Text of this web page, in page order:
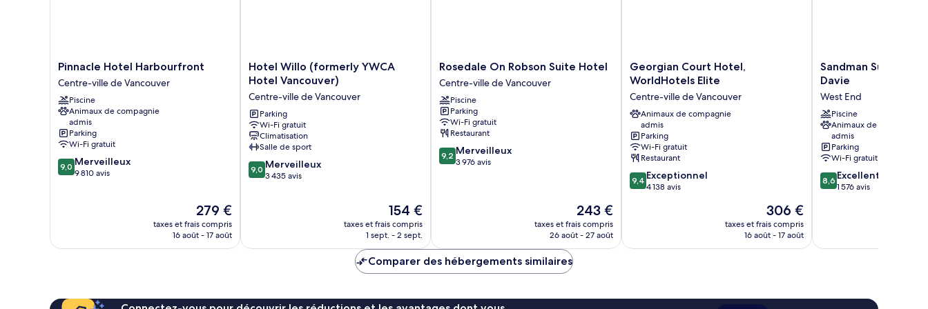
Pinnacle
Hotel
Harbourfront
Centre-
ville
de
Vancouver
Pinnacle Hotel Harbourfront
Centre-ville de Vancouver
Piscine
Animaux de compagnie
admis
Parking
Wi-Fi gratuit
9.0
sur
9,0 Merveilleux
9 810 avis
Le
nouveau
prix
279 €
taxes et frais compris
16 août - 17 août
Hotel
Willo
YWCA
Hotel
Vancouver)
Centre-
ville
de
Vancouver
Hotel Willo (formerly YWCA
Hotel Vancouver)
Centre-ville de Vancouver
Parking
Wi-Fi gratuit
Climatisation
Salle de sport
9.0
sur
9,0 Merveilleux
3 435 avis
Le
nouveau
prix
de
154 €
154 €
taxes et frais compris
1 sept. - 2 sept.
Rosedale
On
Robson
Suite
Hotel
Centre-
ville
de
Vancouver
Rosedale On Robson Suite Hotel
Centre-ville de Vancouver
Piscine
Parking
Wi-Fi gratuit
Restaurant
9.2
sur
9,2 Merveilleux
3 976 avis
Le
nouveau
prix
243 €
taxes et frais compris
26 août - 27 août
Georgian
Court
WorldHotels
Elite
Centre-
ville
de
Vancouver
Georgian Court Hotel,
WorldHotels Elite
Centre-ville de Vancouver
Animaux de compagnie
admis
Parking
Wi-Fi gratuit
Restaurant
9.4
sur
9,4 Exceptionnel
4 138 avis
Le
nouveau
prix
306 €
taxes et frais compris
16 août - 17 août
Sandman
Suites
on
Davie
West
End
Sandman Suites
Davie
West End
Piscine
Animaux de compagnie
admis
Parking
Wi-Fi gratuit
8.6
sur
8,6 Excellent
1 576 avis
Comparer des hébergements similaires